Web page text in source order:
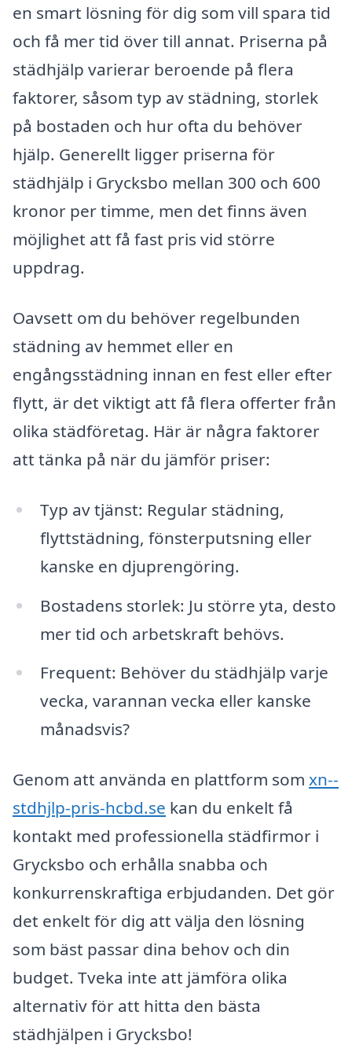
en smart lösning för dig som vill spara tid
och få mer tid över till annat. Priserna på
städhjälp varierar beroende på flera
faktorer, såsom typ av städning, storlek
på bostaden och hur ofta du behöver
hjälp. Generellt ligger priserna för
städhjälp i Grycksbo mellan 300 och 600
kronor per timme, men det finns även
möjlighet att få fast pris vid större
uppdrag.
Oavsett om du behöver regelbunden
städning av hemmet eller en
engångsstädning innan en fest eller efter
flytt, är det viktigt att få flera offerter från
olika städföretag. Här är några faktorer
att tänka på när du jämför priser:
Typ av tjänst: Regular städning,
flyttstädning, fönsterputsning eller
kanske en djuprengöring.
Bostadens storlek: Ju större yta, desto
mer tid och arbetskraft behövs.
Frequent: Behöver du städhjälp varje
vecka, varannan vecka eller kanske
månadsvis?
Genom att använda en plattform som xn--
stdhjlp-pris-hcbd.se kan du enkelt få
kontakt med professionella städfirmor i
Grycksbo och erhålla snabba och
konkurrenskraftiga erbjudanden. Det gör
det enkelt för dig att välja den lösning
som bäst passar dina behov och din
budget. Tveka inte att jämföra olika
alternativ för att hitta den bästa
städhjälpen i Grycksbo!